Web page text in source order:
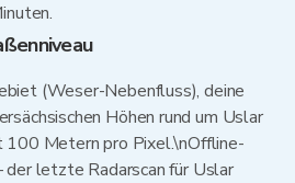
(Weser-Nebenfluss), deine
Höhen rund um Uslar
Metern pro Pixel.\nOffline-
letzte Radarscan für Uslar